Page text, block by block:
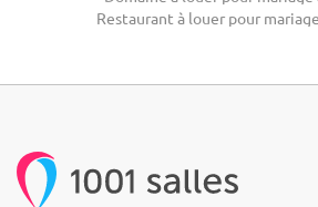
Restaurant à louer pour